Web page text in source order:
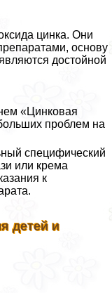
цинка. Они
основу
достойной
«Цинковая
проблем на
специфический
или крема
к
детей и